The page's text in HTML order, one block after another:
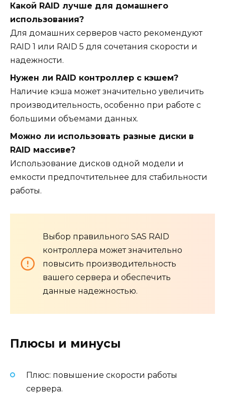
Какой RAID лучше для домашнего
использования?
Для домашних серверов часто рекомендуют
RAID 1 или RAID 5 для сочетания скорости и
надежности.
Нужен ли RAID контроллер с кэшем?
Наличие кэша может значительно увеличить
производительность, особенно при работе с
большими объемами данных.
Можно ли использовать разные диски в
RAID массиве?
Использование дисков одной модели и
емкости предпочтительнее для стабильности
работы.
Выбор правильного SAS RAID
контроллера может значительно
повысить производительность
вашего сервера и обеспечить
данные надежностью.
Плюсы и минусы
Плюс: повышение скорости работы
сервера.